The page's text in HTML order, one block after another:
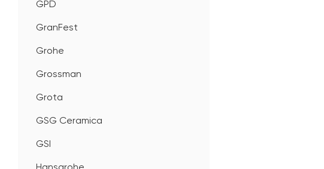
GPD
GranFest
Grohe
Grossman
Grota
GSG Ceramica
GSI